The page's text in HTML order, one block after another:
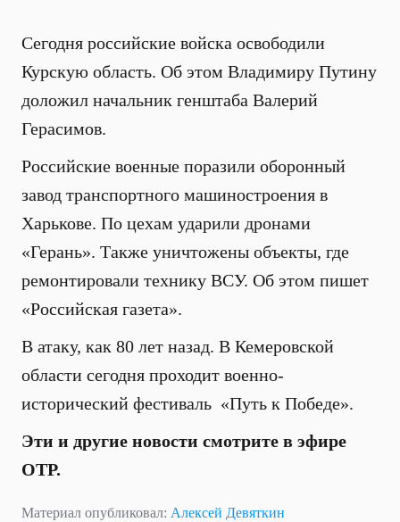
Сегодня российские войска освободили
Курскую область. Об этом Владимиру Путину
доложил начальник генштаба Валерий
Герасимов.
Российские военные поразили оборонный
завод транспортного машиностроения в
Харькове. По цехам ударили дронами
«Герань». Также уничтожены объекты, где
ремонтировали технику ВСУ. Об этом пишет
«Российская газета».
В атаку, как 80 лет назад. В Кемеровской
области сегодня проходит военно-
исторический фестиваль «Путь к Победе».
Эти и другие новости смотрите в эфире
ОТР.
Материал опубликовал: Алексей Девяткин